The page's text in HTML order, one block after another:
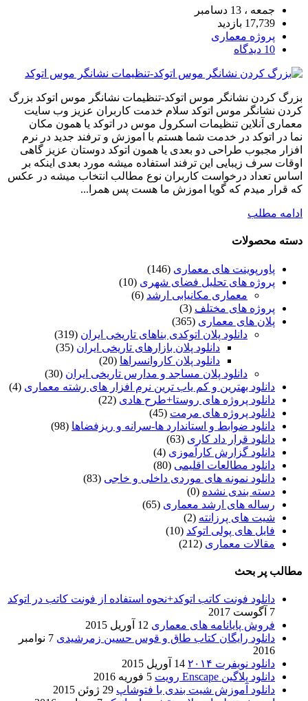
جمعه ، 13 دسامبر
17,739 بازدید
پروژه معماری
10 دیدگاه
بزرگ کردن نشانگر موس اتوکد-تنظیمات نشانگر موس اتوکد بزرگ
کردن نشانگر موس اتوکد سلام خدمت کاربران عزیز وب سایت
معماری آنلاین تنظیمات اسکرول موس در اتوکد یا همون مکان
نما در اتوکد در خدمت شما هستم با اموزش و ترفند جدید در نرم
افزار مجبوب طراحی دو بعدی یا همون اتوکد دوستان عزیز گاهی
اوقات سرف زیبایی این ترفند استفاده میشه مورد بعدی اینکه بر
اساس تعداد درخواست کاربران نوع مطالب انتخاب میشه در عکس
که قرار میدم که گویا اموزش ما هست پس همرا...
ادامه مطلب
دسته محصولات
پاورپوینت های معماری (146)
پروژه های تحلیل فضای شهری (10)
معماری مکانیابی ارشد (6)
پروژه های مختلف (3)
پلان های معماری (365)
دانلود پلان اتوکدی بناهای تاریخی ایران (319)
دانلود پلان بازارهای تاریخی ایران (35)
دانلود پلان کاروانسراها (20)
دانلود پلان مساجد و مدارس تاریخی ایران (30)
دانلود بهترین و کم یاب ترین نرم افزار های رشته معماری (4)
دانلود پروژه های روستا+طرح هادی (22)
دانلود پروژه های مرمت (45)
دانلود ضوابط و استاندارد ها-سرانه و ریزفضاها (98)
دانلود قرار داد کاری (63)
دانلود گزارش کارآموزی (4)
دانلود مطالعات اقلیمی (80)
دانلود نمونه های موردی داخلی و خاجی (83)
دسته بندی نشده (0)
رساله های ارشد معماری (65)
شیت های پرزانته (2)
فایل های پولی اتوکد (10)
مقالات معماری (212)
مطالب پر بحث
دانلود فونت کاتب اتوکد+نحوه استفاده از فونت کاتب در اتوکد
7 آگوست 2017
فروش پایانامه های معماری 12 آوریل 2015
دانلود رایگان کتاب طاق و قوس حسین زمرشیدی
7 نوامبر
2016
دانلود نویفرت ۲۰۱۴
14 آوریل 2015
دانلود پلاگین Enscape رویت
5 فوریه 2016
دانلود آموزش شیت بندی با فتوشاپ 29 ژوئن 2015